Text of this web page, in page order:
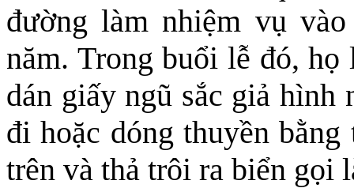
đường làm nhiệm vụ
năm. Trong buổi lễ đó,
dán giấy ngũ sắc giả
đi hoặc dóng thuyền
trên và thả trôi ra biển gọi